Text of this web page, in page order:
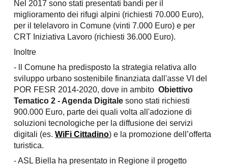
Nel 2017 sono stati presentati bandi per il
miglioramento dei rifugi alpini (richiesti 70.000 Euro),
per il telelavoro in Comune (vinti 7.000 Euro) e per
CRT Iniziativa Lavoro (richiesti 36.000 Euro).
Inoltre
- ll Comune ha predisposto la strategia relativa allo
sviluppo urbano sostenibile finanziata dall'asse VI del
POR FESR 2014-2020, dove in ambitoObiettivo
Tematico 2 - Agenda Digitale sono stati richiesti
900.000 Euro, parte dei quali volta all'adozione di
soluzioni tecnologiche per la diffusione dei servizi
digitali (es.WiFi Cittadino) e la promozione dell’offerta
turistica.
- ASL Biella ha presentato in Regione il progetto